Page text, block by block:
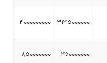
۳۱۴۵۰۰۰۰۰۰ ۴۰۰۰۰۰۰۰۰۰
۴۶۰۰۰۰۰۰۰ ۸۵۰۰۰۰۰۰۰